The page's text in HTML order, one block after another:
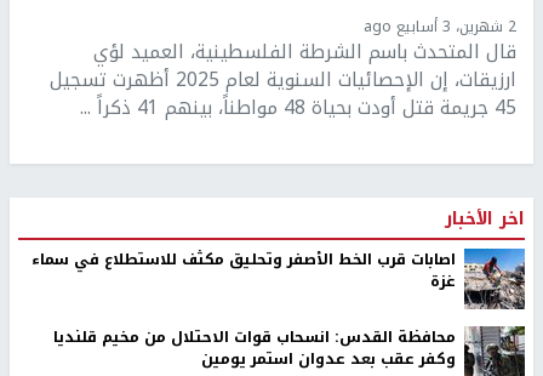
2 شهرين، 3 أسابيع ago
قال المتحدث باسم الشرطة الفلسطينية، العميد لؤي
ارزيقات، إن الإحصائيات السنوية لعام 2025 أظهرت تسجيل
45 جريمة قتل أودت بحياة 48 مواطناً، بينهم 41 ذكراً ...
اخر الأخبار
اصابات قرب الخط الأصفر وتحليق مكثف للاستطلاع في سماء
غزة
محافظة القدس: انسحاب قوات الاحتلال من مخيم قلنديا
وكفر عقب بعد عدوان استمر يومين